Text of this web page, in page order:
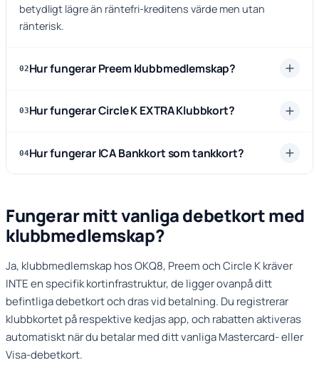
betydligt lägre än räntefri-kreditens värde men utan
ränterisk.
02Hur fungerar Preem klubbmedlemskap?
03Hur fungerar Circle K EXTRA Klubbkort?
04Hur fungerar ICA Bankkort som tankkort?
Fungerar mitt vanliga debetkort med
klubbmedlemskap?
Ja, klubbmedlemskap hos OKQ8, Preem och Circle K kräver
INTE en specifik kortinfrastruktur, de ligger ovanpå ditt
befintliga debetkort och dras vid betalning. Du registrerar
klubbkortet på respektive kedjas app, och rabatten aktiveras
automatiskt när du betalar med ditt vanliga Mastercard- eller
Visa-debetkort.